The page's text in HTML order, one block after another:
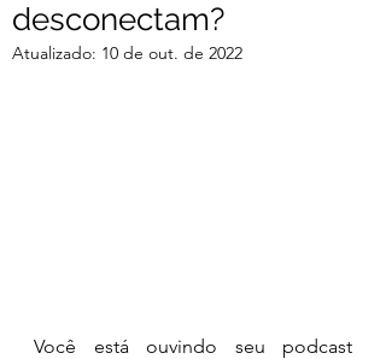
desconectam?
Atualizado: 10 de out. de 2022
Você está ouvindo seu podcast